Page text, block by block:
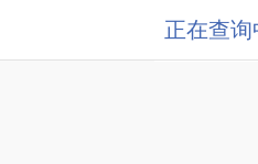
正在查询